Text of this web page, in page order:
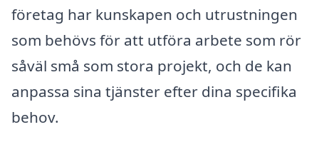
företag har kunskapen och utrustningen
som behövs för att utföra arbete som rör
såväl små som stora projekt, och de kan
anpassa sina tjänster efter dina specifika
behov.